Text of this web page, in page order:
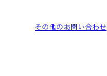
その他のお問い合わせ